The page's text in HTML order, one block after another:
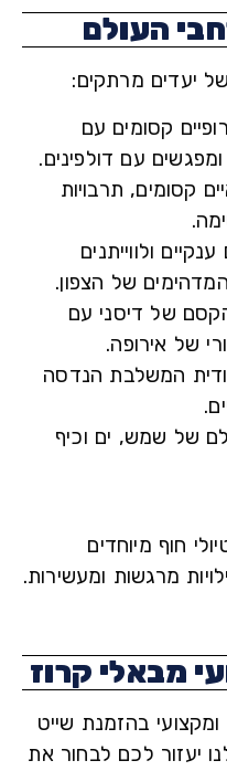
העולם
מרתקים:
קסומים עם
עם דולפינים.
תרבויות
ולווייתנים
של הצפון.
דיסני עם
אירופה.
המשלבת הנדסה
ים וכיף
מיוחדים
ומעשירות.
קרוז
בהזמנת שייט
לכם לבחור את